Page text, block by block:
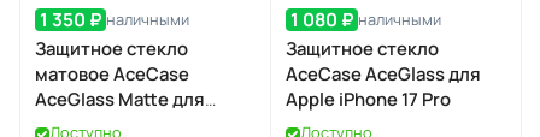
1 350 ₽ наличными
Защитное стекло
матовое AceCase
AceGlass Matte для
Apple iPhone 17 Pro Max
Доступно
1 080 ₽ наличными
Защитное стекло
AceCase AceGlass для
Apple iPhone 17 Pro
Доступно